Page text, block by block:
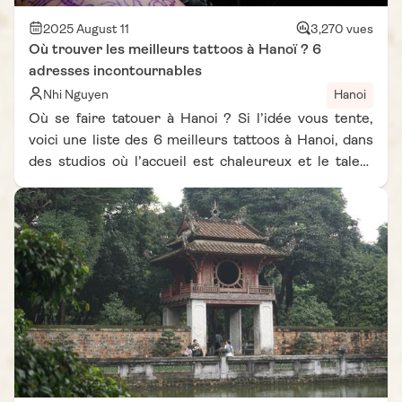
2025 August 11 3,270 vues
Où trouver les meilleurs tattoos à Hanoï ? 6
adresses incontournables
Nhi Nguyen Hanoi
Où se faire tatouer à Hanoi ? Si l’idée vous tente,
voici une liste des 6 meilleurs tattoos à Hanoi, dans
des studios où l’accueil est chaleureux et le talent